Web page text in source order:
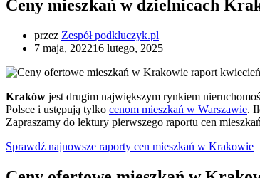
Ceny mieszkań w dzielnicach
przez Zespół podkluczyk.pl
7 maja, 202216 lutego, 2025
Kraków jest drugim największym rynkiem
Polsce i ustępują tylko cenom mieszkań w Warszawie.
Zapraszamy do lektury pierwszego raportu cen
Sprawdź najnowsze raporty cen mieszkań w Krakowie